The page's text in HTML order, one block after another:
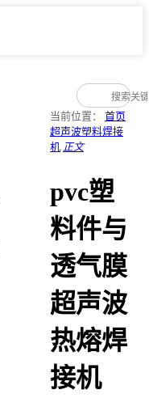
当前位置： 首页
超声波塑料焊接
机 正文
pvc塑
料件与
透气膜
超声波
热熔焊
接机